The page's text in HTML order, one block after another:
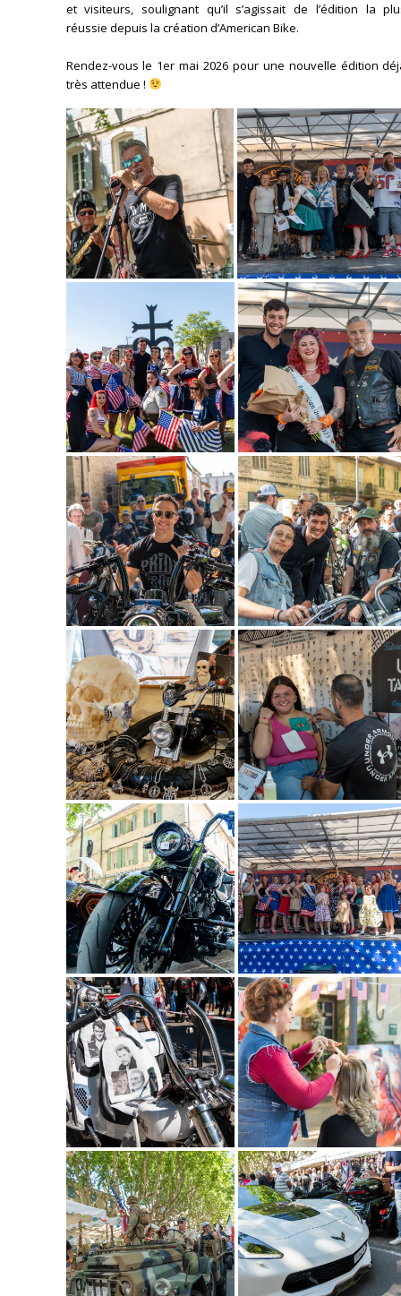
et visiteurs, soulignant qu’il s’agissait de l’édition la
réussie depuis la création d’American Bike.
Rendez-vous le 1er mai 2026 pour une nouvelle édition
très attendue !